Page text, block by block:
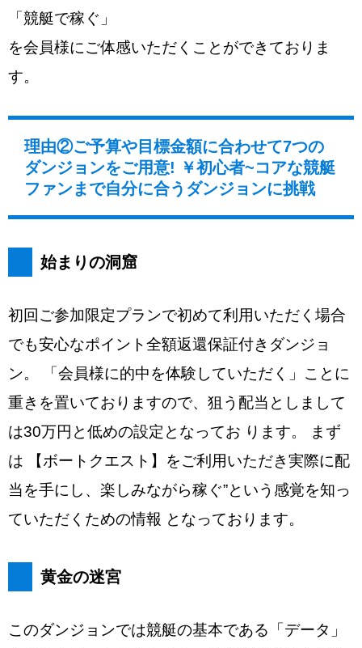
「競艇で稼ぐ」
を会員様にご体感いただくことができておりま
す。
理由②ご予算や目標金額に合わせて7つの
ダンジョンをご用意! ￥初心者~コアな競艇
ファンまで自分に合うダンジョンに挑戦
始まりの洞窟
初回ご参加限定プランで初めて利用いただく場合
でも安心なポイント全額返還保証付きダンジョ
ン。 「会員様に的中を体験していただく」ことに
重きを置いておりますので、狙う配当としまして
は30万円と低めの設定となってお ります。 まず
は 【ボートクエスト】をご利用いただき実際に配
当を手にし、楽しみながら稼ぐ”という感覚を知っ
ていただくための情報 となっております。
黄金の迷宮
このダンジョンでは競艇の基本である「データ」